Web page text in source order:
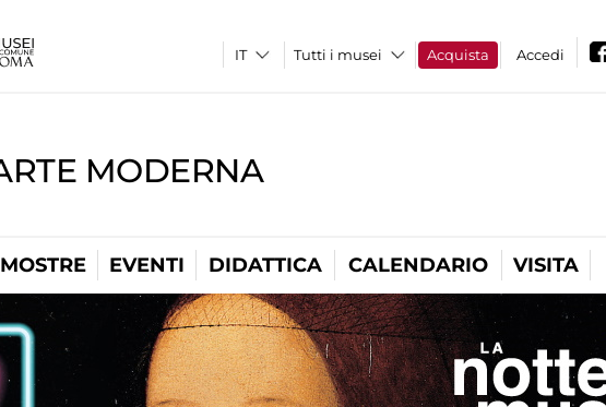
Tutti i musei Acquista Accedi
MODERNA
MOSTRE EVENTI DIDATTICA CALENDARIO VISITA